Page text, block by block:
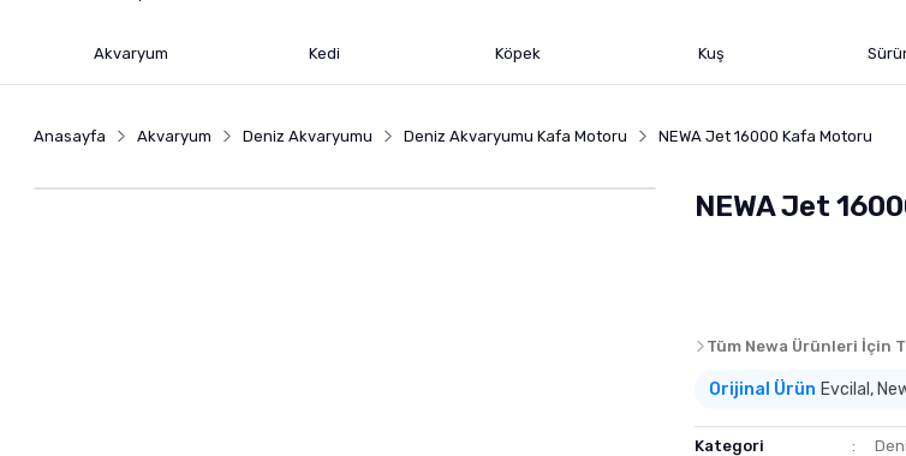
Akvaryum Kedi Köpek Kuş
Anasayfa Akvaryum Deniz Akvaryumu Deniz Akvaryumu Kafa Motoru NEWA Jet 16000 Kafa Motoru
NEWA Jet
Tüm Newa Ürünleri İçin
Orijinal Ürün Evcilal,
Kategori